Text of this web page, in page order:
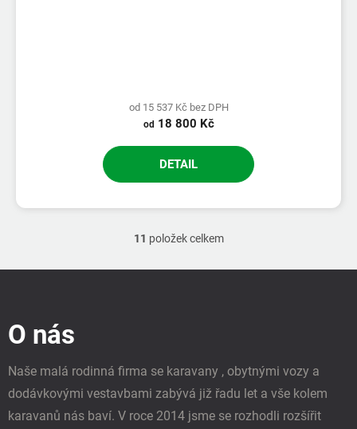
od 15 537 Kč bez DPH
od 18 800 Kč
DETAIL
O
p
v
k
11 položek celkem
O nás
Naše malá rodinná firma se karavany , obytnými vozy a
dodávkovými vestavbami zabývá již řadu let a vše kolem
karavanů nás baví. V roce 2014 jsme se rozhodli rozšířit